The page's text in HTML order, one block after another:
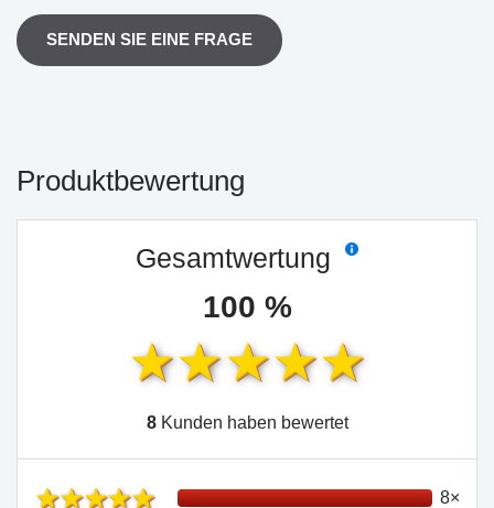
SENDEN SIE EINE FRAGE
Produktbewertung
Gesamtwertung
100 %
8Kunden haben bewertet
8×